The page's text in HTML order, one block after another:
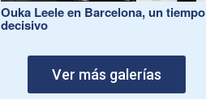
Ouka Leele en Barcelona, un tiempo
decisivo
Ver más galerías